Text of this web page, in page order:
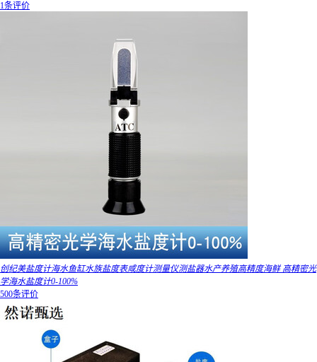
1条评价
创纪美盐度计海水鱼缸水族盐度表咸度计测量仪测盐器水产养殖高精度海鲜 高精密光
学海水盐度计0-100%
500条评价